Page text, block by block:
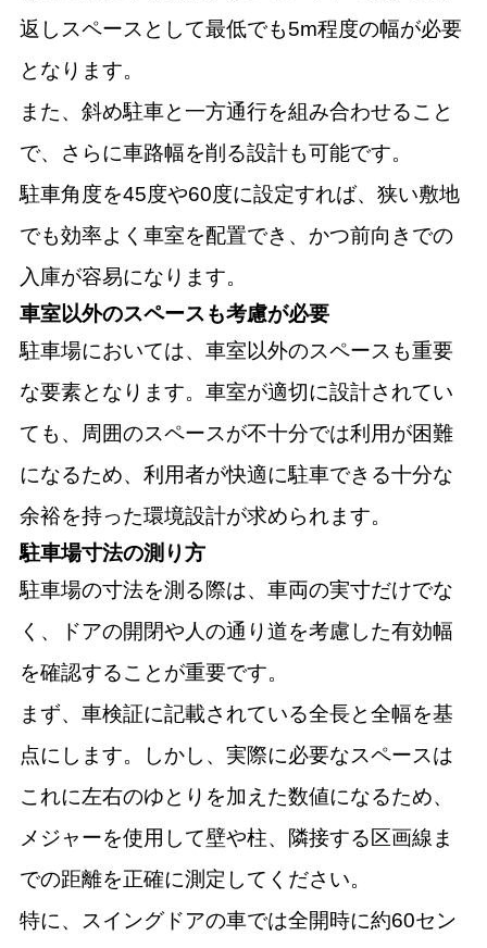
返しスペースとして最低でも5m程度の幅が必要
となります。
また、斜め駐車と一方通行を組み合わせること
で、さらに車路幅を削る設計も可能です。
駐車角度を45度や60度に設定すれば、狭い敷地
でも効率よく車室を配置でき、かつ前向きでの
入庫が容易になります。
車室以外のスペースも考慮が必要
駐車場においては、車室以外のスペースも重要
な要素となります。車室が適切に設計されてい
ても、周囲のスペースが不十分では利用が困難
になるため、利用者が快適に駐車できる十分な
余裕を持った環境設計が求められます。
駐車場寸法の測り方
駐車場の寸法を測る際は、車両の実寸だけでな
く、ドアの開閉や人の通り道を考慮した有効幅
を確認することが重要です。
まず、車検証に記載されている全長と全幅を基
点にします。しかし、実際に必要なスペースは
これに左右のゆとりを加えた数値になるため、
メジャーを使用して壁や柱、隣接する区画線ま
での距離を正確に測定してください。
特に、スイングドアの車では全開時に約60セン